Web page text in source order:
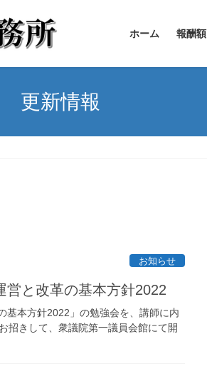
ホーム 報酬額
更新情報
お知らせ
営と改革の基本方針2022
基本方針2022」の勉強会を、講師に内
きして、衆議院第一議員会館にて開